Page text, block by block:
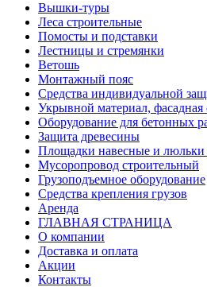
Вышки-туры
Леса строительные
Помосты и подставки
Лестницы и стремянки
Ветошь
Монтажный пояс
Средства индивидуальной
Укрывной материал, фасадная
Оборудование для бетонных
Защита древесины
Площадки навесные и люльки
Мусоропровод строительный
Грузоподъемное оборудование
Средства крепления грузов
Аренда
ГЛАВНАЯ СТРАНИЦА
О компании
Доставка и оплата
Акции
Контакты